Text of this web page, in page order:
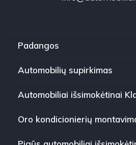
Padangos
Automobilių supirkimas
Automobiliai išsimokėtinai
Oro kondicionierių